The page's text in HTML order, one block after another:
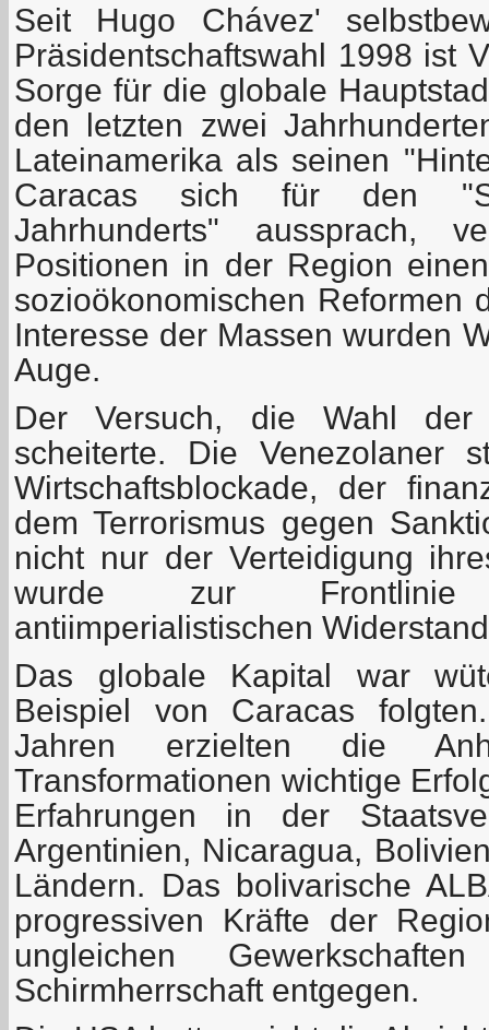
Seit Hugo Chávez'
Präsidentschaftswahl 1998 ist
Sorge für die globale
den letzten zwei
Lateinamerika als seinen
Caracas sich für den
Jahrhunderts" aussprach,
Positionen in der Region
sozioökonomischen Reformen
Interesse der Massen wurden
Auge.
Der Versuch, die Wahl der
scheiterte. Die Venezolaner
Wirtschaftsblockade, der
dem Terrorismus gegen
nicht nur der Verteidigung
wurde zur
antiimperialistischen
Das globale Kapital war
Beispiel von Caracas
Jahren erzielten die
Transformationen wichtige
Erfahrungen in der
Argentinien, Nicaragua,
Ländern. Das bolivarische
progressiven Kräfte der
ungleichen
Schirmherrschaft entgegen.